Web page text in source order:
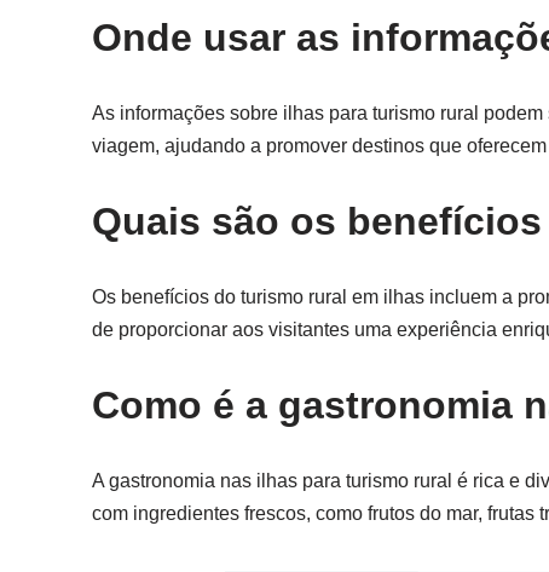
Onde usar as
As informações sobre ilhas para turismo rural
viagem, ajudando a promover destinos que
Quais são os
Os benefícios do turismo rural em ilhas incluem a
de proporcionar aos visitantes uma experiência
Como é a gastronomia
A gastronomia nas ilhas para turismo rural é rica e
com ingredientes frescos, como frutos do mar,